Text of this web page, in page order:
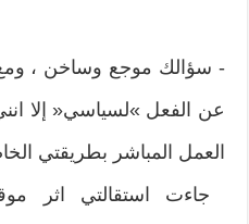
‮- ‬سؤالك موجع وساخن‮ ‬،‮
عن الفعل‮ »‬لسياسي‮« ‬إلا
العمل المباشر بطريقتي
‬جاءت استقالتي اثر